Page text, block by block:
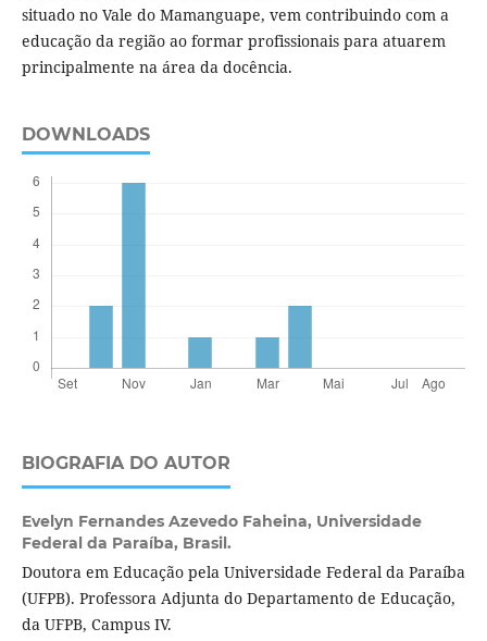
situado no Vale do Mamanguape, vem contribuindo com a
educação da região ao formar profissionais para atuarem
principalmente na área da docência.
DOWNLOADS
BIOGRAFIA DO AUTOR
Evelyn Fernandes Azevedo Faheina, Universidade
Federal da Paraíba, Brasil.
Doutora em Educação pela Universidade Federal da Paraíba
(UFPB). Professora Adjunta do Departamento de Educação,
da UFPB, Campus IV.